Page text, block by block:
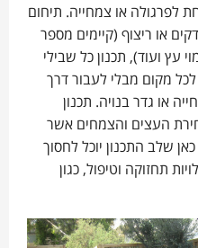
לפרגולה או צמחייה. תיחום
או ריצוף (קיימים מספר
עץ ועוד), תכנון כל שבילי
מקום מבלי לעבור דרך
או גדר בנויה. תכנון
העצים והצמחים אשר
שלב התכנון יוכל לחסוך
תחזוקה וטיפול, כגון